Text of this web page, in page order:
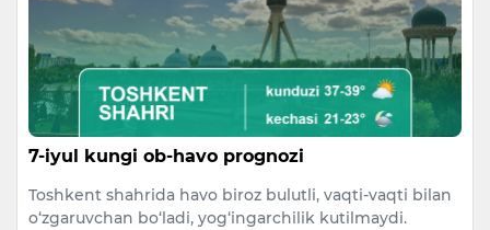
7-iyul kungi ob-havo prognozi
Toshkent shahrida havo biroz bulutli, vaqti-vaqti bilan
o‘zgaruvchan bo‘ladi, yog‘ingarchilik kutilmaydi.